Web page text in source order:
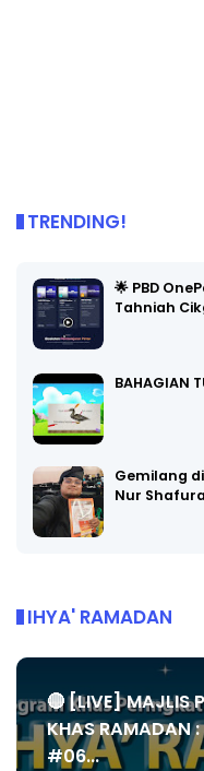
TRENDING!
🌟 PBD
Tahniah
BAHAGIAN
Gemilang
Nur
IHYA' RAMADAN
🔴 [LIVE] MAJLIS
KHAS RAMADAN
#06...